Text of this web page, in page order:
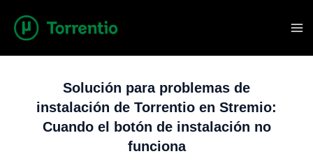
Solución para problemas de
instalación de Torrentio en Stremio:
Cuando el botón de instalación no
funciona